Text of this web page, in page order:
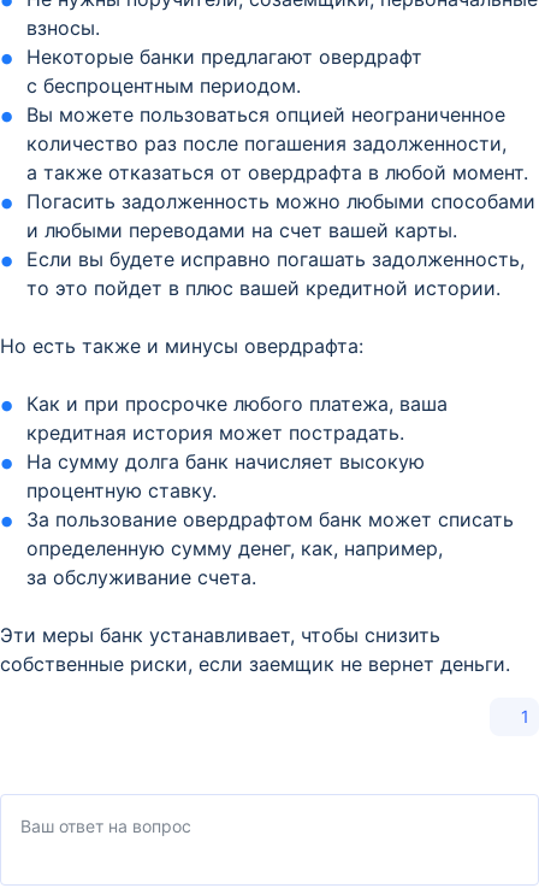
взносы.
Некоторые банки предлагают овердрафт
с беспроцентным периодом.
Вы можете пользоваться опцией неограниченное
количество раз после погашения задолженности,
а также отказаться от овердрафта в любой момент.
Погасить задолженность можно любыми способами
и любыми переводами на счет вашей карты.
Если вы будете исправно погашать задолженность,
то это пойдет в плюс вашей кредитной истории.
Но есть также и минусы овердрафта:
Как и при просрочке любого платежа, ваша
кредитная история может пострадать.
На сумму долга банк начисляет высокую
процентную ставку.
За пользование овердрафтом банк может списать
определенную сумму денег, как, например,
за обслуживание счета.
Эти меры банк устанавливает, чтобы снизить
собственные риски, если заемщик не вернет деньги.
1